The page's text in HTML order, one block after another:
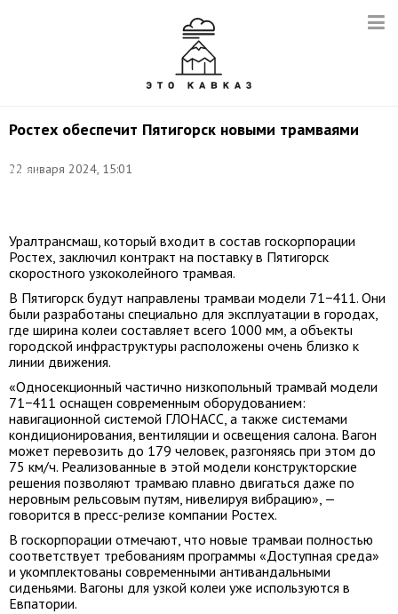
Ростех обеспечит Пятигорск новыми трамваями
22 января 2024, 15:01
Артем
Уралтрансмаш, который входит в состав госкорпорации
Ростех, заключил контракт на поставку в Пятигорск
скоростного узкоколейного трамвая.
В Пятигорск будут направлены трамваи модели 71−411. Они
были разработаны специально для эксплуатации в городах,
где ширина колеи составляет всего 1000 мм, а объекты
городской инфраструктуры расположены очень близко к
линии движения.
«Односекционный частично низкопольный трамвай модели
71−411 оснащен современным оборудованием:
навигационной системой ГЛОНАСС, а также системами
кондиционирования, вентиляции и освещения салона. Вагон
может перевозить до 179 человек, разгоняясь при этом до
75 км/ч. Реализованные в этой модели конструкторские
решения позволяют трамваю плавно двигаться даже по
неровным рельсовым путям, нивелируя вибрацию», —
говорится в пресс-релизе компании Ростех.
В госкорпорации отмечают, что новые трамваи полностью
соответствует требованиям программы «Доступная среда»
и укомплектованы современными антивандальными
сиденьями. Вагоны для узкой колеи уже используются в
Евпатории.